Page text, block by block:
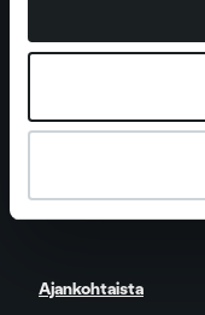
Palvelut
Ajankohtaista